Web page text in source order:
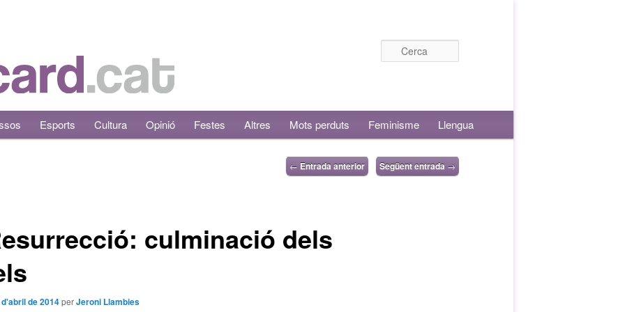
Esports Cultura Opinió Festes Altres Mots perduts Feminisme Llengua
← Entrada anterior Següent entrada →
culminació dels
de 2014perJeroni Llambies